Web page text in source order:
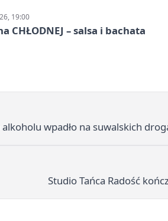
19:00
CHŁODNEJ – salsa i bachata
wpadło na suwalskich
Studio Tańca Radość